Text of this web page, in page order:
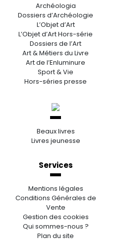
Archéologia
Dossiers d’Archéologie
L’Objet d’Art
L’Objet d’Art Hors-série
Dossiers de l’Art
Art & Métiers du Livre
Art de l’Enluminure
Sport & Vie
Hors-séries presse
Beaux livres
Livres jeunesse
Services
Mentions légales
Conditions Générales de
Vente
Gestion des cookies
Qui sommes-nous ?
Plan du site